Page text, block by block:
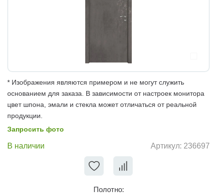
* Изображения являются примером и не могут служить
основанием для заказа. В зависимости от настроек монитора
цвет шпона, эмали и стекла может отличаться от реальной
продукции.
Запросить фото
В наличии Артикул: 236697
Полотно: